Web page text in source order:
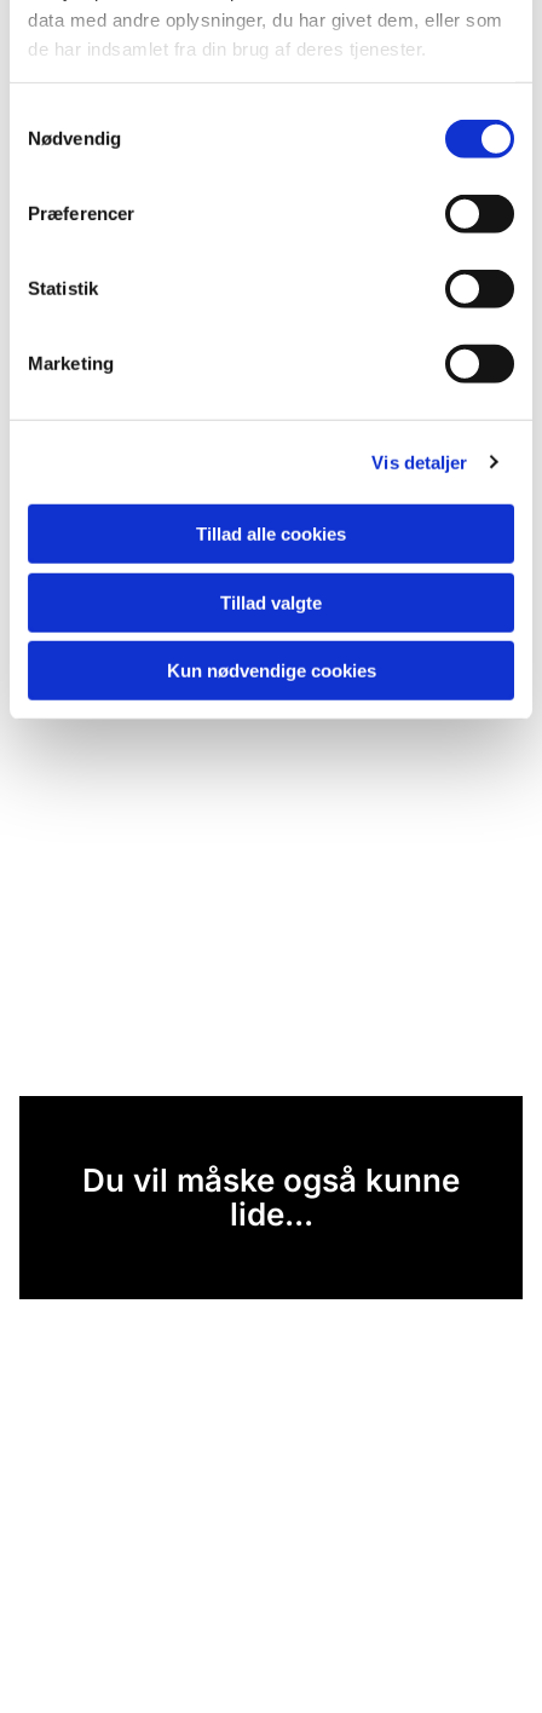
data med andre oplysninger, du har givet dem, eller som
de har indsamlet fra din brug af deres tjenester.
Nødvendig
Præferencer
Statistik
Marketing
Vis detaljer
Tillad alle cookies
Tillad valgte
Kun nødvendige cookies
Du vil måske også kunne
lide...